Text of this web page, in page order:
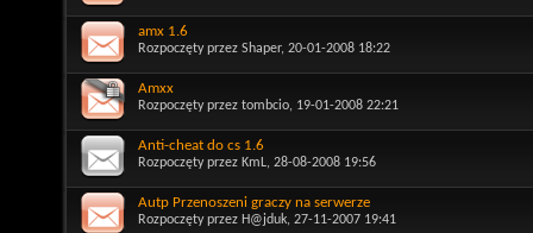
amx 1.6
Rozpoczęty przez Shaper, 20-01-2008 18:22
Amxx
Rozpoczęty przez tombcio, 19-01-2008 22:21
Anti-cheat do cs 1.6
Rozpoczęty przez KmL, 28-08-2008 19:56
Autp Przenoszeni graczy na serwerze
Rozpoczęty przez H@jduk, 27-11-2007 19:41